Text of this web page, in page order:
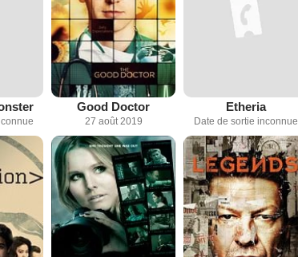
Good Doctor
27 août 2019
Etheria
Date de sortie inconnue